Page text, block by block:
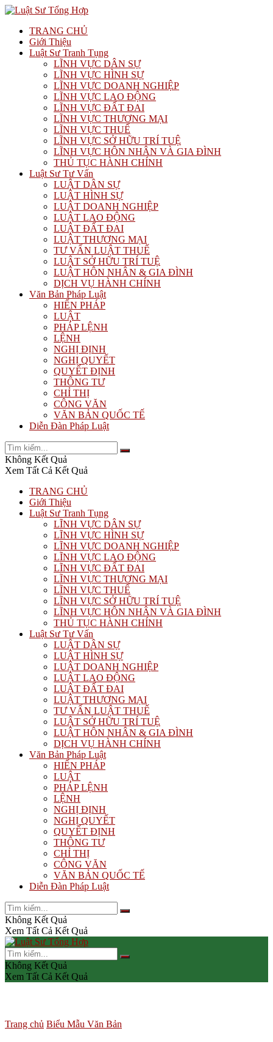
TRANG CHỦ
Giới Thiệu
Luật Sư Tranh Tụng
LĨNH VỰC DÂN SỰ
LĨNH VỰC HÌNH SỰ
LĨNH VỰC DOANH NGHIỆP
LĨNH VỰC LAO ĐỘNG
LĨNH VỰC ĐẤT ĐAI
LĨNH VỰC THƯƠNG MẠI
LĨNH VỰC THUẾ
LĨNH VỰC SỞ HỮU TRÍ TUỆ
LĨNH VỰC HÔN NHÂN VÀ GIA ĐÌNH
THỦ TỤC HÀNH CHÍNH
Luật Sư Tư Vấn
LUẬT DÂN SỰ
LUẬT HÌNH SỰ
LUẬT DOANH NGHIỆP
LUẬT LAO ĐỘNG
LUẬT ĐẤT ĐAI
LUẬT THƯƠNG MẠI
TƯ VẤN LUẬT THUẾ
LUẬT SỞ HỮU TRÍ TUỆ
LUẬT HÔN NHÂN & GIA ĐÌNH
DỊCH VỤ HÀNH CHÍNH
Văn Bản Pháp Luật
HIẾN PHÁP
LUẬT
PHÁP LỆNH
LỆNH
NGHỊ ĐỊNH
NGHỊ QUYẾT
QUYẾT ĐỊNH
THÔNG TƯ
CHỈ THỊ
CÔNG VĂN
VĂN BẢN QUỐC TẾ
Diễn Đàn Pháp Luật
Không Kết Quả
Xem Tất Cả Kết Quả
TRANG CHỦ
Giới Thiệu
Luật Sư Tranh Tụng
LĨNH VỰC DÂN SỰ
LĨNH VỰC HÌNH SỰ
LĨNH VỰC DOANH NGHIỆP
LĨNH VỰC LAO ĐỘNG
LĨNH VỰC ĐẤT ĐAI
LĨNH VỰC THƯƠNG MẠI
LĨNH VỰC THUẾ
LĨNH VỰC SỞ HỮU TRÍ TUỆ
LĨNH VỰC HÔN NHÂN VÀ GIA ĐÌNH
THỦ TỤC HÀNH CHÍNH
Luật Sư Tư Vấn
LUẬT DÂN SỰ
LUẬT HÌNH SỰ
LUẬT DOANH NGHIỆP
LUẬT LAO ĐỘNG
LUẬT ĐẤT ĐAI
LUẬT THƯƠNG MẠI
TƯ VẤN LUẬT THUẾ
LUẬT SỞ HỮU TRÍ TUỆ
LUẬT HÔN NHÂN & GIA ĐÌNH
DỊCH VỤ HÀNH CHÍNH
Văn Bản Pháp Luật
HIẾN PHÁP
LUẬT
PHÁP LỆNH
LỆNH
NGHỊ ĐỊNH
NGHỊ QUYẾT
QUYẾT ĐỊNH
THÔNG TƯ
CHỈ THỊ
CÔNG VĂN
VĂN BẢN QUỐC TẾ
Diễn Đàn Pháp Luật
Không Kết Quả
Xem Tất Cả Kết Quả
Không Kết Quả
Xem Tất Cả Kết Quả
Trang chủ Biểu Mẫu Văn Bản